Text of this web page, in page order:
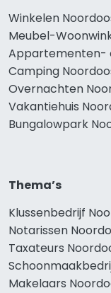
Winkelen
Meubel-
Appartementen-
Camping
Overnachten
Vakantiehuis
Bungalowpark
Thema’s
Klussenbedrijf
Notarissen
Taxateurs
Makelaars